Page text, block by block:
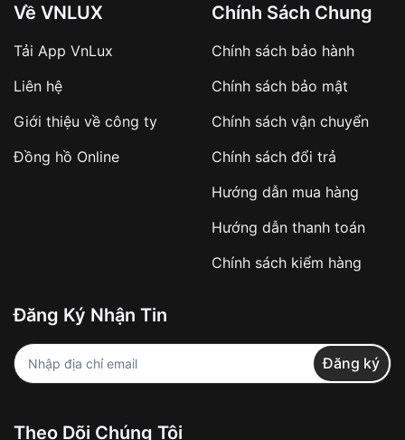
sản phẩm đặc biệt
hàng
Số tiền còn lại thanh toán khi nhận hàng hoặc
✔️ Đảm bảo xử lý đơn hàng nhanh chóng
✔️ Hạn chế tình trạng hủy đơn không mong
Từ khóa SEO:
Khách hàng được
Về VNLUX
Tải App VnLux
Liên hệ
Giới thiệu về công ty
Đồng hồ Online
Chính Sách Chung
Chính sách bảo hành
Chính sách bảo mật
Chính sách vận chuyển
Chính sách đổi trả
Hướng dẫn mua hàng
Hướng dẫn thanh toán
Chính sách kiểm hàng
Đăng Ký Nhận Tin
Đăng ký
Theo Dõi Chúng Tôi